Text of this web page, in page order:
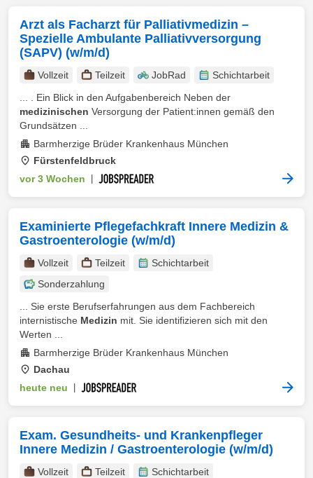
Arzt als Facharzt für Palliativmedizin –
Spezielle Ambulante Palliativversorgung
(SAPV) (w/m/d)
Vollzeit Teilzeit JobRad
Schichtarbeit
... . Ein Blick in den Aufgabenbereich Neben der
medizinischen Versorgung der Patient:innen gemäß den
Grundsätzen ...
Barmherzige Brüder Krankenhaus München
Fürstenfeldbruck
vor 3 Wochen
Examinierte Pflegefachkraft Innere Medizin &
Gastroenterologie (w/m/d)
Vollzeit Teilzeit
Schichtarbeit
Sonderzahlung
... Sie erste Berufserfahrungen aus dem Fachbereich
internistische Medizin mit. Sie identifizieren sich mit den
Werten ...
Barmherzige Brüder Krankenhaus München
Dachau
heute neu
Exam. Gesundheits- und Krankenpfleger
Innere Medizin / Gastroenterologie (w/m/d)
Vollzeit Teilzeit
Schichtarbeit